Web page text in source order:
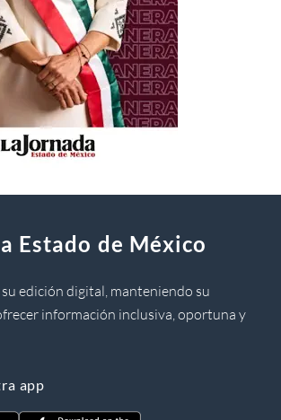
Estado de México
edición digital, manteniendo su
información inclusiva, oportuna y
app